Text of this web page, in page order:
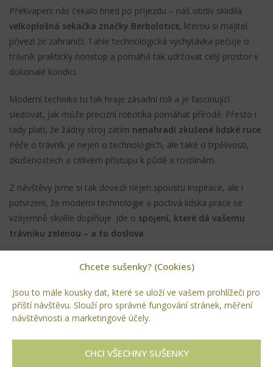
Chcete sušenky? (Cookies)
Jsou to mále kousky dat, které se uloží ve vašem prohlížeči pro
příští návštěvu. Slouží pro správné fungování stránek, měření
návštěvnosti a marketingové účely.
CHCI VŠECHNY SUŠENKY
Překvapení nás čekalo hned po příjezdu – náš obdiv sklidila
velkoplošná sekačka značky Berbolotics, kterou si majitel
přivezl ze zahraničí. Tahle technologická vychytávka pečuje o
trávník prakticky nonstop a pomáhá tak udržovat celý prostor v
dokonalé kondici.
Moderní technika tu tak hraje zásadní roli a je fascinující
sledovat, jak může precizní robotika pomáhat přírodě. Přesto i
tady platí, že žádný stroj zatím nenahradí zkušené lidské ruce.
Péče o trávník je nejen o technologiích, ale také o trpělivosti,
zkušenostech a citlivém přístupu k půdě a rostlinám.
Z návštěvy jsme si tak dovezli nejen spoustu inspirace, ale i
potvrzení, že moderní technologie a poctivá lidská práce se
vzájemně skvěle doplňuje. Jde o spojení, které dá vašemu
trávníku zelenou – a to doslova.